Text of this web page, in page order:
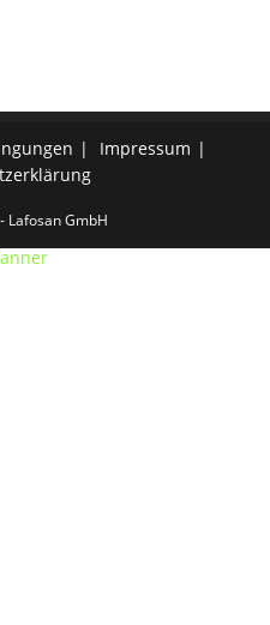
Impressum
Lafosan GmbH